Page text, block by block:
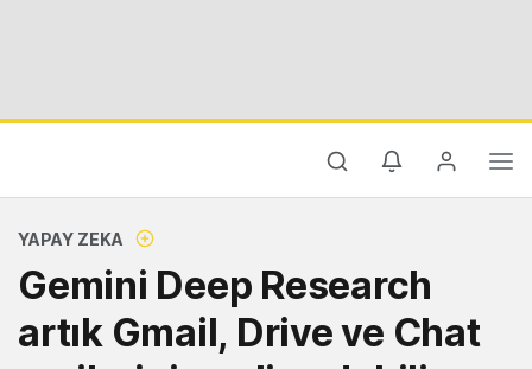
YAPAY ZEKA
Gemini Deep Research
artık Gmail, Drive ve Chat